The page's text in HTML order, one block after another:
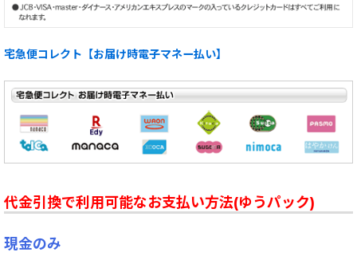
宅急便コレクト【お届け時電子マネー払い】
代金引換で利用可能なお支払い方法(ゆうパック)
現金のみ